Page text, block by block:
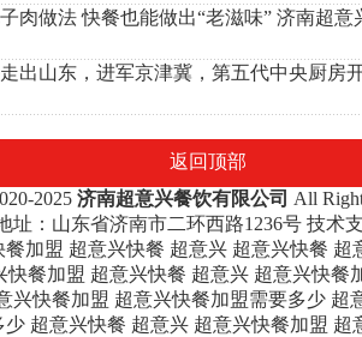
肉做法 快餐也能做出“老滋味” 济南超意
出山东，进军京津冀，第五代中央厨房
返回顶部
2025 济南超意兴餐饮有限公司 All
址：山东省济南市二环西路1236号 技术
餐加盟 超意兴快餐 超意兴 超意兴快餐 超
快餐加盟 超意兴快餐 超意兴 超意兴快餐
兴快餐加盟 超意兴快餐加盟需要多少 超
少 超意兴快餐 超意兴 超意兴快餐加盟 超